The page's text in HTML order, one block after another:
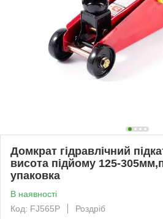
Домкрат гідравлічний
висота підйому 125-
упаковка
В наявності
Код: FJ565P
Роздріб